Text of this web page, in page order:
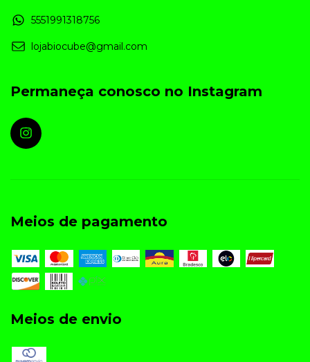
5551991318756
lojabiocube@gmail.com
Permaneça conosco no Instagram
Meios de pagamento
Meios de envio